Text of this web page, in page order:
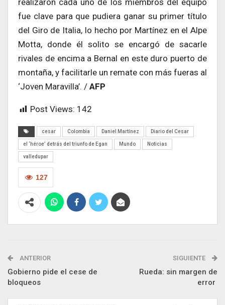
realizaron cada uno de los miembros del equipo
fue clave para que pudiera ganar su primer título
del Giro de Italia, lo hecho por Martínez en el Alpe
Motta, donde él solito se encargó de sacarle
rivales de encima a Bernal en este duro puerto de
montaña, y facilitarle un remate con más fueras al
‘Joven Maravilla’. / AFP
Post Views: 142
cesar Colombia Daniel Martínez Diario del Cesar
el ‘héroe’ detrás del triunfo de Egan Mundo Noticias
valledupar
127
ANTERIOR
Gobierno pide el cese de
bloqueos
SIGUIENTE
Rueda: sin margen de
error